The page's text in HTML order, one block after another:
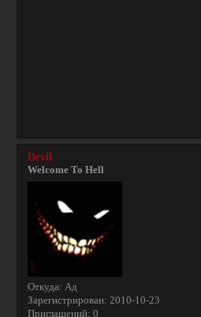
Devil
Welcome To Hell
Откуда: Ад
Зарегистрирован: 2010-10-23
Приглашений: 0